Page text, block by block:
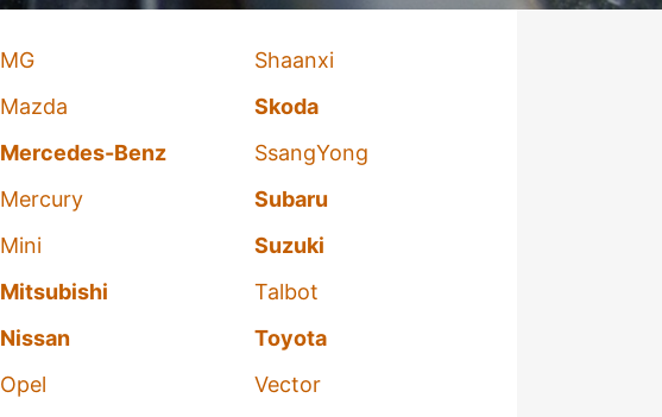
MG
Mazda
Mercedes-Benz
Mercury
Mini
Mitsubishi
Nissan
Opel
Shaanxi
Skoda
SsangYong
Subaru
Suzuki
Talbot
Toyota
Vector